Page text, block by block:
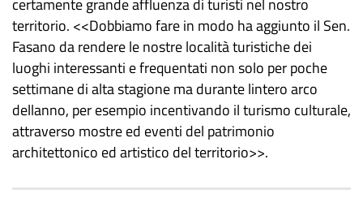
certamente grande affluenza di turisti nel nostro
territorio. <<Dobbiamo fare in modo ha aggiunto il Sen.
Fasano da rendere le nostre località turistiche dei
luoghi interessanti e frequentati non solo per poche
settimane di alta stagione ma durante lintero arco
dellanno, per esempio incentivando il turismo culturale,
attraverso mostre ed eventi del patrimonio
architettonico ed artistico del territorio>>.